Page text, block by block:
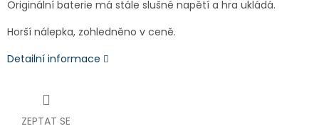
Originální baterie má stále slušné napětí a hra ukládá.
Horší nálepka, zohledněno v ceně.
Detailní informace
ZEPTAT SE